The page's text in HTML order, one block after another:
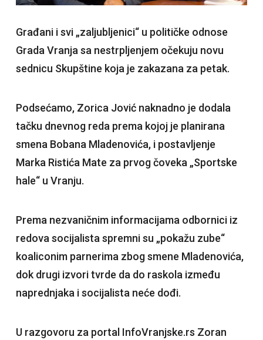
Građani i svi „zaljubljenici“ u političke odnose
Grada Vranja sa nestrpljenjem očekuju novu
sednicu Skupštine koja je zakazana za petak.
Podsećamo, Zorica Jović naknadno je dodala
tačku dnevnog reda prema kojoj je planirana
smena Bobana Mladenovića, i postavljenje
Marka Ristića Mate za prvog čoveka „Sportske
hale“ u Vranju.
Prema nezvaničnim informacijama odbornici iz
redova socijalista spremni su „pokažu zube“
koaliconim parnerima zbog smene Mladenovića,
dok drugi izvori tvrde da do raskola između
naprednjaka i socijalista neće dođi.
U razgovoru za portal InfoVranjske.rs Zoran